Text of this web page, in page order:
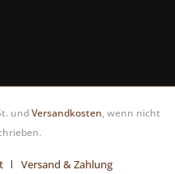
undVersandkosten, wenn nicht
Versand & Zahlung